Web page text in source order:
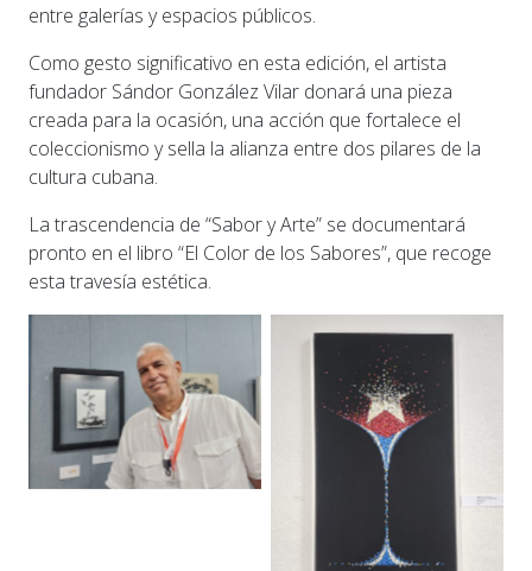
entre galerías y espacios públicos.
Como gesto significativo en esta edición, el artista
fundador Sándor González Vilar donará una pieza
creada para la ocasión, una acción que fortalece el
coleccionismo y sella la alianza entre dos pilares de la
cultura cubana.
La trascendencia de “Sabor y Arte” se documentará
pronto en el libro “El Color de los Sabores”, que recoge
esta travesía estética.